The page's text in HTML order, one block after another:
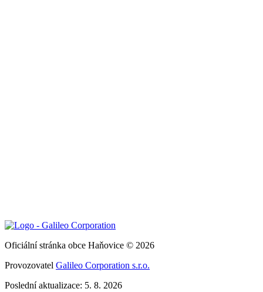
Oficiální stránka obce Haňovice © 2026
Provozovatel Galileo Corporation s.r.o.
Poslední aktualizace: 5. 8. 2026